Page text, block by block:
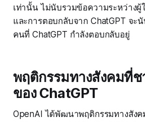
เท่านั้น ไม่นับรวมข้อความระหว่างผู้
และการตอบกลับจาก ChatGPT จะ
คนที่ ChatGPT กำลังตอบกลับอยู่
พฤติกรรมทางสังคมที่
ของ ChatGPT
OpenAI ได้พัฒนาพฤติกรรมทางสังค